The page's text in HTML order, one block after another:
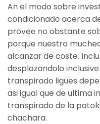
An el modo sobre
condicionado acerca
provee no obstante
porque nuestro
alcanzar de coste.
desplazandolo
transpirado ligues
asi­ igual que de ultima
transpirado de la
chachara.